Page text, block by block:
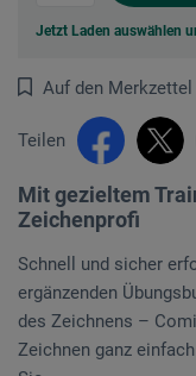
Jetzt Laden auswählen
Auf den Merkzettel
Teilen
Mit gezieltem
Zeichenprofi
Schnell und sicher
ergänzenden
des Zeichnens –
Zeichnen ganz